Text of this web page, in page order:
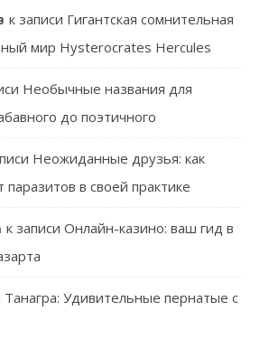
к записи Гигантская сомнительная
мир Hysterocrates Hercules
Необычные названия для
до поэтичного
Неожиданные друзья: как
паразитов в своей практике
к записи Онлайн-казино: ваш гид в
Танагра: Удивительные пернатые с